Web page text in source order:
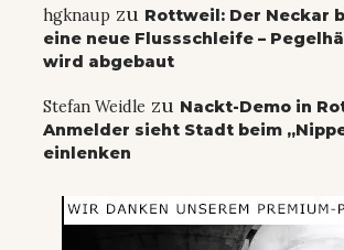
hgknaup zu Rottweil: Der Neckar
eine neue Flussschleife –
wird abgebaut
Stefan Weidle zu Nackt-Demo in
Anmelder sieht Stadt beim
einlenken